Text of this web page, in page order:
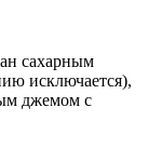
сахарным
исключается),
джемом с